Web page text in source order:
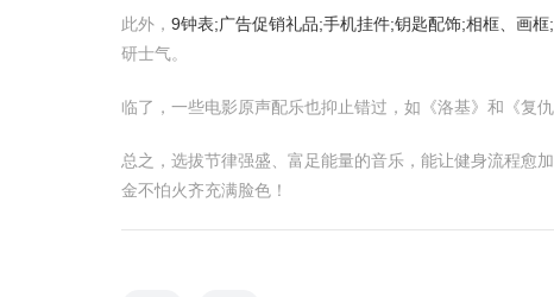
此外， 9钟表;广告促销礼品;手机挂件;钥匙配饰;相框、画框
研士气。
临了，一些电影原声配乐也抑止错过，如《洛基》和《复
总之，选拔节律强盛、富足能量的音乐，能让健身流程愈
金不怕火齐充满脸色！